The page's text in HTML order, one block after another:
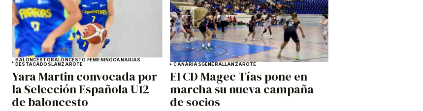
BALONCESTOBALONCESTO FEMENINOCANARIAS
DESTACADOSLANZAROTE
Yara Martin convocada por
la Selección Española U12
de baloncesto
CANARIASGENERALLANZAROTE
EI CD Magec Tías pone en
marcha su nueva campaña
de socios